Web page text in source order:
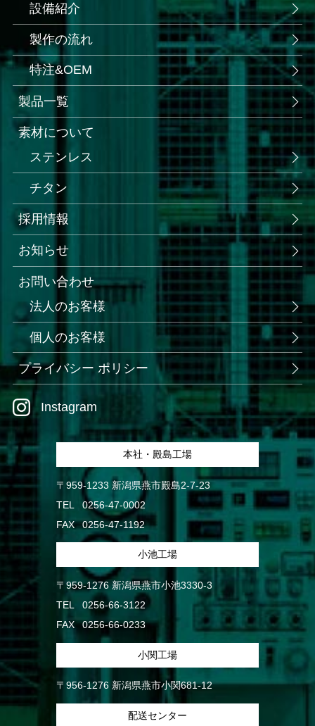
設備紹介
製作の流れ
特注&OEM
Instagram
製品一覧
素材について
ステンレス
チタン
採用情報
お知らせ
お問い合わせ
法人のお客様
個人のお客様
プライバシー ポリシー
本社・殿島工場
〒959-1233 新潟県燕市殿島2-7-23
TEL
0256-47-0002
FAX
0256-47-1192
小池工場
〒959-1276 新潟県燕市小池3330-3
TEL
0256-66-3122
FAX
0256-66-0233
小関工場
〒956-1276 新潟県燕市小関681-12
配送センター